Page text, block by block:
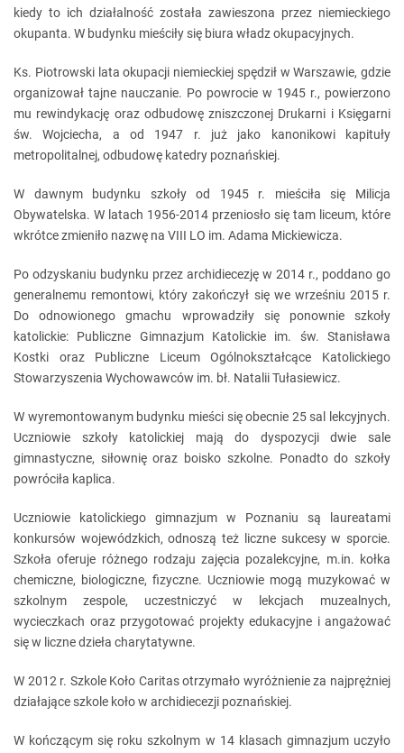
kiedy to ich działalność została zawieszona przez niemieckiego
okupanta. W budynku mieściły się biura władz okupacyjnych.
Ks. Piotrowski lata okupacji niemieckiej spędził w Warszawie, gdzie
organizował tajne nauczanie. Po powrocie w 1945 r., powierzono
mu rewindykację oraz odbudowę zniszczonej Drukarni i Księgarni
św. Wojciecha, a od 1947 r. już jako kanonikowi kapituły
metropolitalnej, odbudowę katedry poznańskiej.
W dawnym budynku szkoły od 1945 r. mieściła się Milicja
Obywatelska. W latach 1956-2014 przeniosło się tam liceum, które
wkrótce zmieniło nazwę na VIII LO im. Adama Mickiewicza.
Po odzyskaniu budynku przez archidiecezję w 2014 r., poddano go
generalnemu remontowi, który zakończył się we wrześniu 2015 r.
Do odnowionego gmachu wprowadziły się ponownie szkoły
katolickie: Publiczne Gimnazjum Katolickie im. św. Stanisława
Kostki oraz Publiczne Liceum Ogólnokształcące Katolickiego
Stowarzyszenia Wychowawców im. bł. Natalii Tułasiewicz.
W wyremontowanym budynku mieści się obecnie 25 sal lekcyjnych.
Uczniowie szkoły katolickiej mają do dyspozycji dwie sale
gimnastyczne, siłownię oraz boisko szkolne. Ponadto do szkoły
powróciła kaplica.
Uczniowie katolickiego gimnazjum w Poznaniu są laureatami
konkursów wojewódzkich, odnoszą też liczne sukcesy w sporcie.
Szkoła oferuje różnego rodzaju zajęcia pozalekcyjne, m.in. kołka
chemiczne, biologiczne, fizyczne. Uczniowie mogą muzykować w
szkolnym zespole, uczestniczyć w lekcjach muzealnych,
wycieczkach oraz przygotować projekty edukacyjne i angażować
się w liczne dzieła charytatywne.
W 2012 r. Szkole Koło Caritas otrzymało wyróżnienie za najprężniej
działające szkole koło w archidiecezji poznańskiej.
W kończącym się roku szkolnym w 14 klasach gimnazjum uczyło